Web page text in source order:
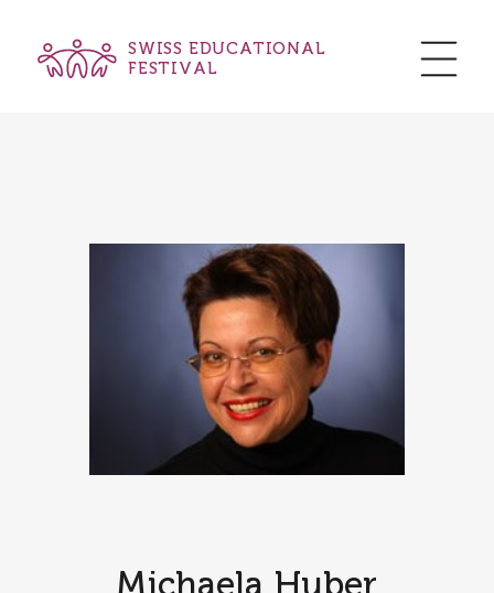
SWISS EDUCATIONAL
FESTIVAL
Michaela Huber